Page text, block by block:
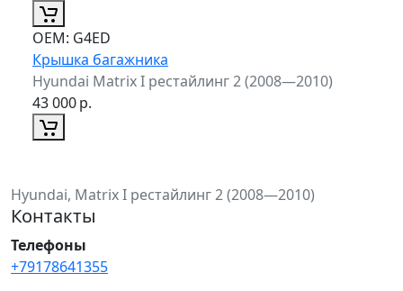
ОЕМ: G4ED
Крышка багажника
Hyundai Matrix I рестайлинг 2 (2008—2010)
43 000р.
Hyundai, Matrix I рестайлинг 2 (2008—2010)
Контакты
Телефоны
+79178641355